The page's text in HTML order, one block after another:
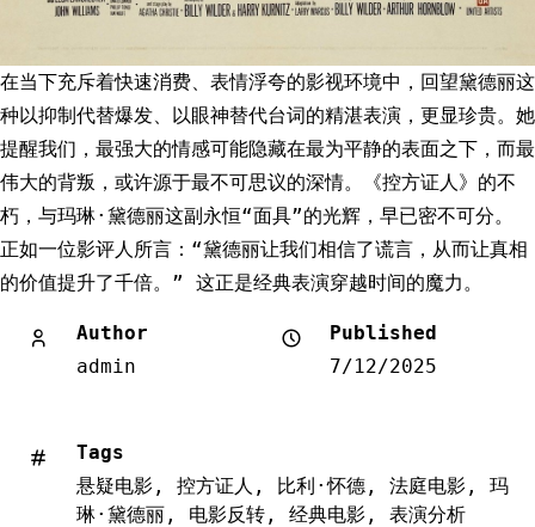
在当下充斥着快速消费、表情浮夸的影视环境中，回望黛德丽这
种以抑制代替爆发、以眼神替代台词的精湛表演，更显珍贵。她
提醒我们，最强大的情感可能隐藏在最为平静的表面之下，而最
伟大的背叛，或许源于最不可思议的深情。《控方证人》的不
朽，与玛琳·黛德丽这副永恒“面具”的光辉，早已密不可分。
正如一位影评人所言：“黛德丽让我们相信了谎言，从而让真相
的价值提升了千倍。” 这正是经典表演穿越时间的魔力。
Author
admin
Published
7/12/2025
Tags
悬疑电影 , 控方证人 , 比利·怀德 , 法庭电影 , 玛
琳·黛德丽 , 电影反转 , 经典电影 , 表演分析